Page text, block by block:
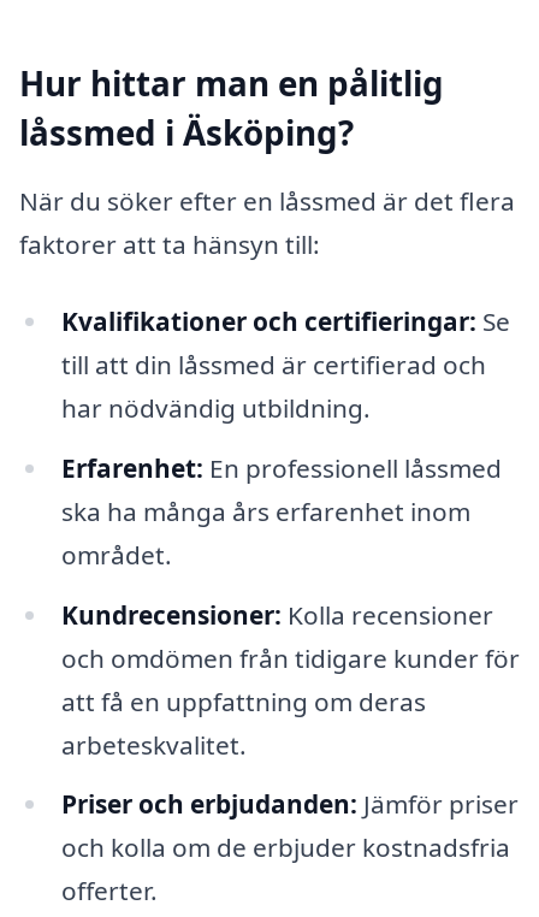
Hur hittar man en pålitlig
låssmed i Äsköping?
När du söker efter en låssmed är det flera
faktorer att ta hänsyn till:
Kvalifikationer och certifieringar: Se
till att din låssmed är certifierad och
har nödvändig utbildning.
Erfarenhet: En professionell låssmed
ska ha många års erfarenhet inom
området.
Kundrecensioner: Kolla recensioner
och omdömen från tidigare kunder för
att få en uppfattning om deras
arbeteskvalitet.
Priser och erbjudanden: Jämför priser
och kolla om de erbjuder kostnadsfria
offerter.